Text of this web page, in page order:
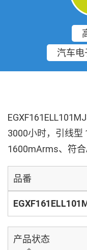
汽车电
3000小时，引线型
1600mArms、符合
品番
产品状态